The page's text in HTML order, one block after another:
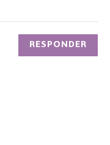
RESPONDER